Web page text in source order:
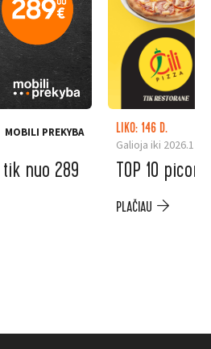
MOBILI PREKYBA
nuo 289
LIKO: 146 D.
Galioja iki
TOP 10
PLAČIAU